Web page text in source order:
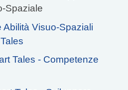
Spaziale
Abilità Visuo-Spaziali
Tales - Competenze